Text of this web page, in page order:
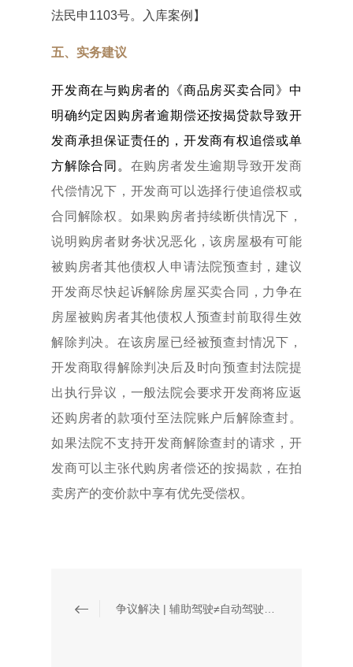
法民申1103号。入库案例】
五、实务建议
开发商在与购房者的《商品房买卖合同》中
明确约定因购房者逾期偿还按揭贷款导致开
发商承担保证责任的，开发商有权追偿或单
方解除合同。 在购房者发生逾期导致开发商
代偿情况下，开发商可以选择行使追偿权或
合同解除权。如果购房者持续断供情况下，
说明购房者财务状况恶化，该房屋极有可能
被购房者其他债权人申请法院预查封，建议
开发商尽快起诉解除房屋买卖合同，力争在
房屋被购房者其他债权人预查封前取得生效
解除判决。在该房屋已经被预查封情况下，
开发商取得解除判决后及时向预查封法院提
出执行异议，一般法院会要求开发商将应返
还购房者的款项付至法院账户后解除查封。
如果法院不支持开发商解除查封的请求，开
发商可以主张代购房者偿还的按揭款，在拍
卖房产的变价款中享有优先受偿权。
争议解决 | 辅助驾驶≠自动驾驶：典型案例厘清法律责任边界